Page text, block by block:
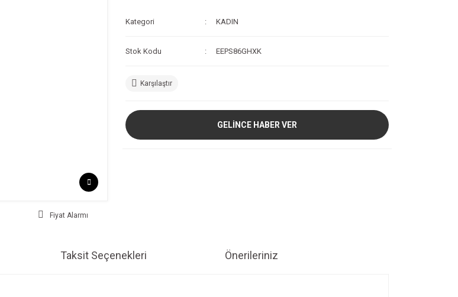
Fiyat Alarmı
Kategori KADIN
Stok Kodu EEPS86GHXK
Karşılaştır
GELİNCE HABER VER
Taksit Seçenekleri Önerileriniz